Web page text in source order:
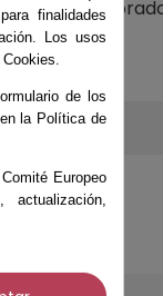
y
finalidades
Los usos
de los
en la Política de
Europeo
actualización,